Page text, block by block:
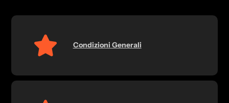
Condizioni Generali